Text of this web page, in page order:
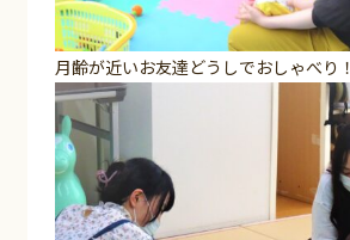
月齢が近いお友達どうしでおしゃべり！